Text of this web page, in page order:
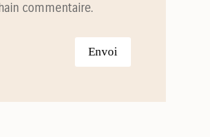
commentaire.
Envoi